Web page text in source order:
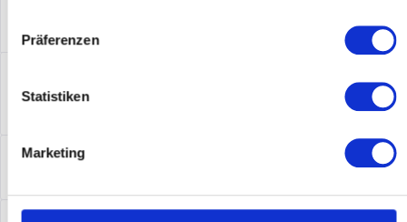
Präferenzen
Statistiken
Marketing
Cisco3925E/K9 | Cisco 3925E. Ethernet LAN
Leasing